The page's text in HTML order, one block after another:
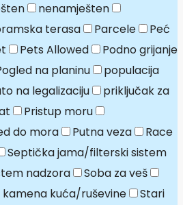
nenamješten
terasa Parcele
Peć
Pets Allowed
Podno grijanje
na planinu
populacija
na legalizaciju
priključak za
Pristup moru
do mora Putna veza
Race
Septička jama/filterski sistem
nadzora
Soba za veš
kamena kuća/ruševine
Stari